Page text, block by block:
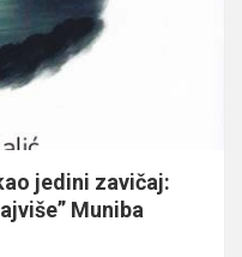
jedini zavičaj:
Muniba